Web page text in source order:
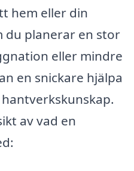
hem eller din
du planerar en stor
eller mindre
en snickare hjälpa
av vad en